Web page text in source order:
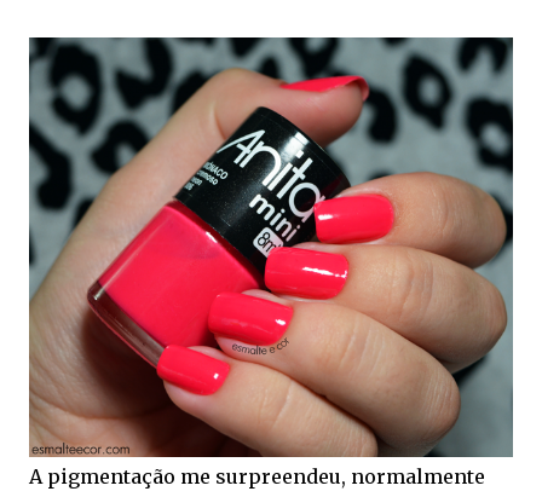
A pigmentação me surpreendeu, normalmente